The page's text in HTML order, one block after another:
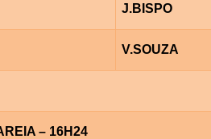
J.BISPO
V.SOUZA
– 16H24